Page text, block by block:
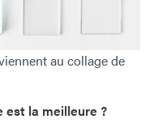
au collage de
est la meilleure ?